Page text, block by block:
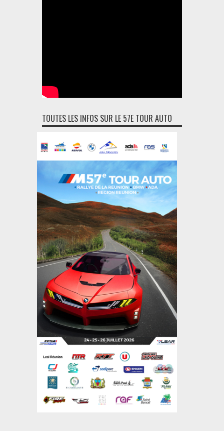
TOUTES LES INFOS SUR LE 57E TOUR AUTO